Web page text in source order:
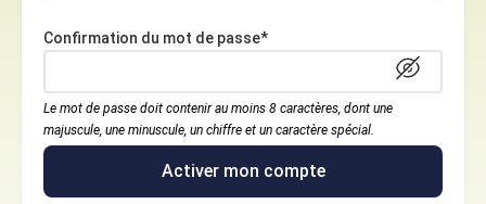
Confirmation du mot de passe*
Le mot de passe doit contenir au moins 8 caractères, dont une
majuscule, une minuscule, un chiffre et un caractère spécial.
Activer mon compte